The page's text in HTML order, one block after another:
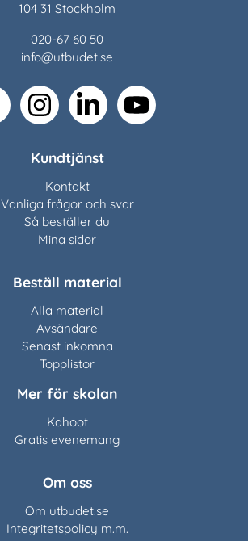
104 31 Stockholm
020-67 60 50
info@utbudet.se
facebookinstagramlinkedin youtube
Kundtjänst
Kontakt
Vanliga frågor och svar
Så beställer du
Mina sidor
Beställ material
Alla material
Avsändare
Senast inkomna
Topplistor
Mer för skolan
Kahoot
Gratis evenemang
Om oss
Om utbudet.se
Integritetspolicy m.m.